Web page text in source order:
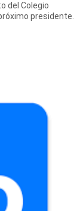
del Colegio
presidente.